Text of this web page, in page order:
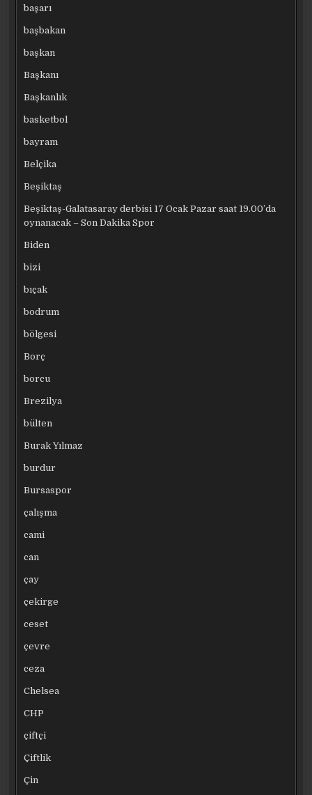
başarı
başbakan
başkan
Başkanı
Başkanlık
basketbol
bayram
Belçika
Beşiktaş
Beşiktaş-Galatasaray derbisi 17 Ocak Pazar saat 19.00’da
oynanacak – Son Dakika Spor
Biden
bizi
bıçak
bodrum
bölgesi
Borç
borcu
Brezilya
bülten
Burak Yılmaz
burdur
Bursaspor
çalışma
cami
can
çay
çekirge
ceset
çevre
ceza
Chelsea
CHP
çiftçi
Çiftlik
Çin